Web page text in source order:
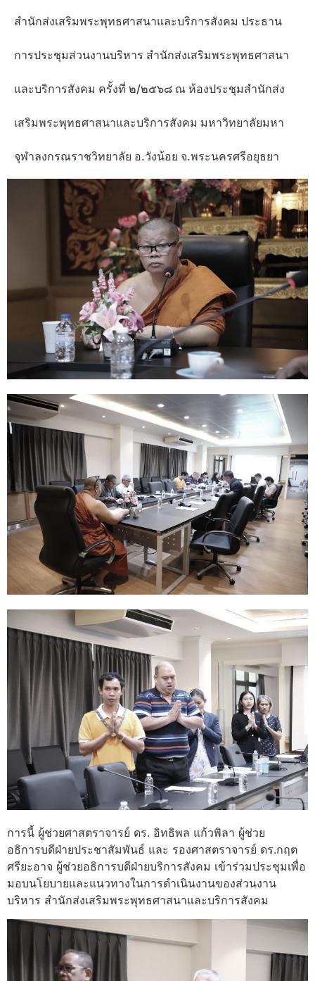
สำนักส่งเสริมพระพุทธศาสนาและบริการสังคม ประธาน
การประชุมส่วนงานบริหาร สำนักส่งเสริมพระพุทธศาสนา
และบริการสังคม ครั้งที่ ๒/๒๕๖๘ ณ ห้องประชุมสำนักส่ง
เสริมพระพุทธศาสนาและบริการสังคม มหาวิทยาลัยมหา
จุฬาลงกรณราชวิทยาลัย อ.วังน้อย จ.พระนครศรีอยุธยา
การนี้ ผู้ช่วยศาสตราจารย์ ดร. อิทธิพล แก้วพิลา ผู้ช่วย
อธิการบดีฝ่ายประชาสัมพันธ์ และ รองศาสตราจารย์ ดร.กฤต
ศรียะอาจ ผู้ช่วยอธิการบดีฝ่ายบริการสังคม เข้าร่วมประชุมเพื่อ
มอบนโยบายและแนวทางในการดำเนินงานของส่วนงาน
บริหาร สำนักส่งเสริมพระพุทธศาสนาและบริการสังคม